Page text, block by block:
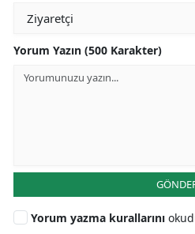
Yorum Yazın (500 Karakter)
Yorum yazma kurallarını